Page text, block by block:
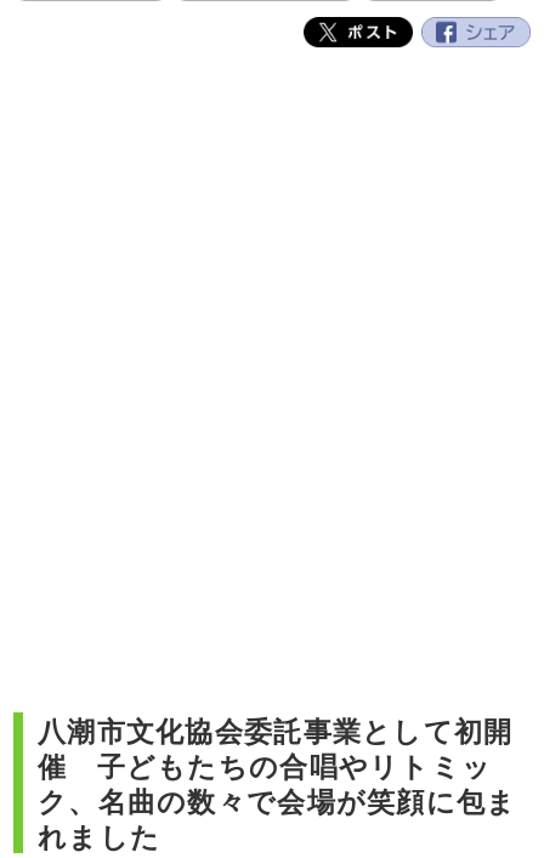
八潮市文化協会委託事業として初開
催 子どもたちの合唱やリトミッ
ク、名曲の数々で会場が笑顔に包ま
れました